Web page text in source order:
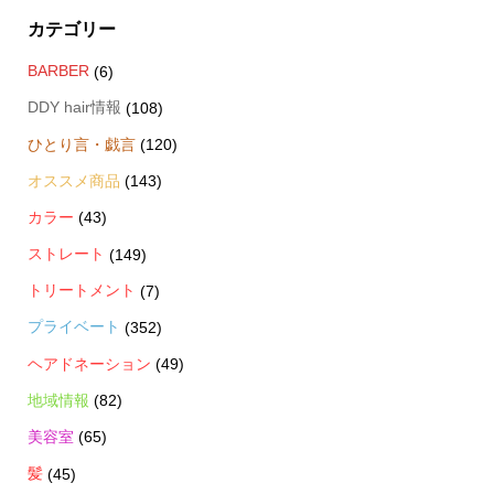
カテゴリー
BARBER (6)
DDY hair情報 (108)
ひとり言・戯言(120)
オススメ商品 (143)
カラー (43)
ストレート (149)
トリートメント (7)
プライベート (352)
ヘアドネーション (49)
地域情報 (82)
美容室 (65)
髪(45)